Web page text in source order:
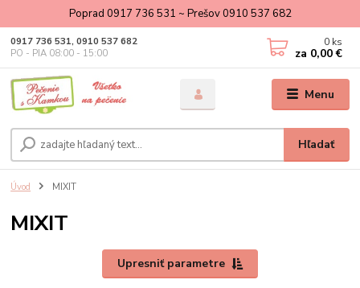
Poprad 0917 736 531 ~ Prešov 0910 537 682
Menu
Hľadať
0917 736 531, 0910 537 682
PO - PIA 08:00 - 15:00
0 ks
za 0,00 €
Úvod MIXIT
MIXIT
Upresniť parametre